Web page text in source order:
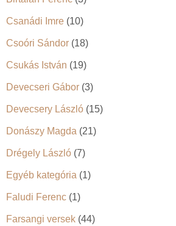
Csanádi Imre (10)
Csoóri Sándor (18)
Csukás István (19)
Devecseri Gábor (3)
Devecsery László (15)
Donászy Magda (21)
Drégely László (7)
Egyéb kategória (1)
Faludi Ferenc (1)
Farsangi versek (44)